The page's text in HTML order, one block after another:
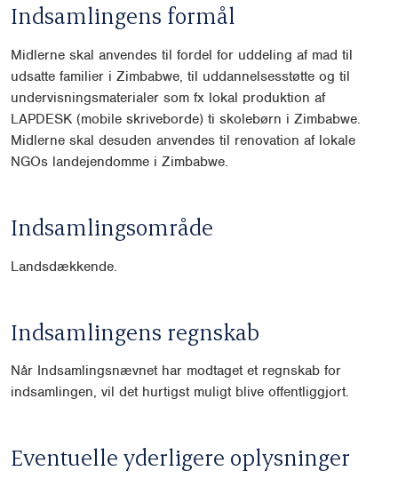
Indsamlingens formål
Midlerne skal anvendes til fordel for uddeling af mad til
udsatte familier i Zimbabwe, til uddannelsesstøtte og til
undervisningsmaterialer som fx lokal produktion af
LAPDESK (mobile skriveborde) ti skolebørn i Zimbabwe.
Midlerne skal desuden anvendes til renovation af lokale
NGOs landejendomme i Zimbabwe.
Indsamlingsområde
Landsdækkende.
Indsamlingens regnskab
Når Indsamlingsnævnet har modtaget et regnskab for
indsamlingen, vil det hurtigst muligt blive offentliggjort.
Eventuelle yderligere oplysninger